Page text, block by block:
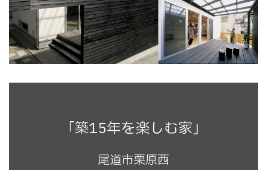
「築15年を楽しむ家」
尾道市栗原西